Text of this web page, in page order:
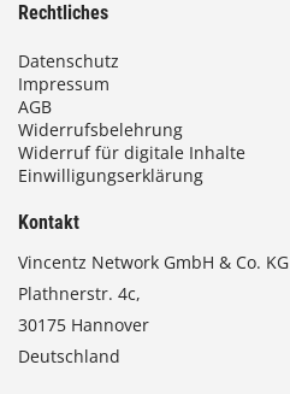
Rechtliches
Datenschutz
Impressum
AGB
Widerrufsbelehrung
Widerruf für digitale Inhalte
Einwilligungserklärung
Kontakt
Vincentz Network GmbH & Co. KG
Plathnerstr. 4c,
30175 Hannover
Deutschland